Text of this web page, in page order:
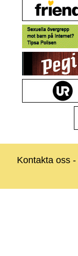
Kontakta oss-